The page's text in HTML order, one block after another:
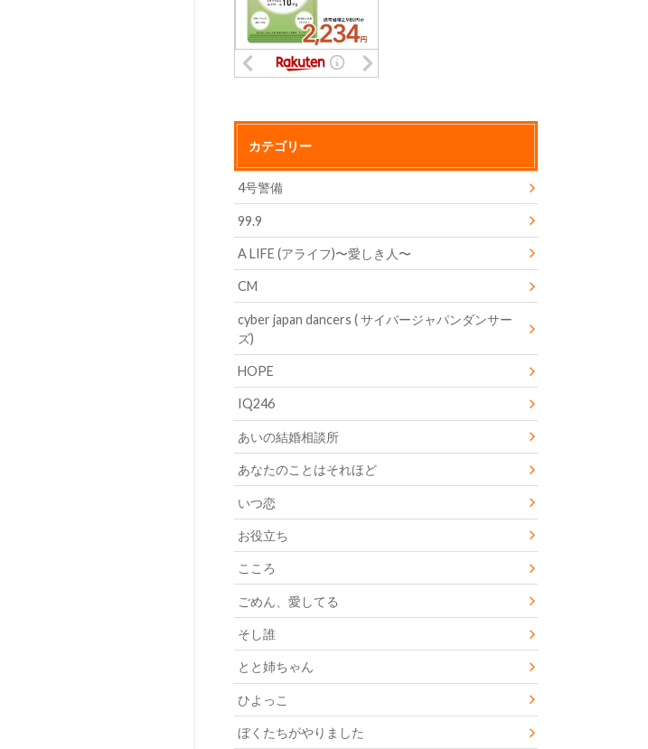
カテゴリー
4号警備
99.9
A LIFE (アライフ)〜愛しき人〜
CM
cyber japan dancers ( サイバージャパンダンサー
ズ)
HOPE
IQ246
あいの結婚相談所
あなたのことはそれほど
いつ恋
お役立ち
こころ
ごめん、愛してる
そし誰
とと姉ちゃん
ひよっこ
ぼくたちがやりました